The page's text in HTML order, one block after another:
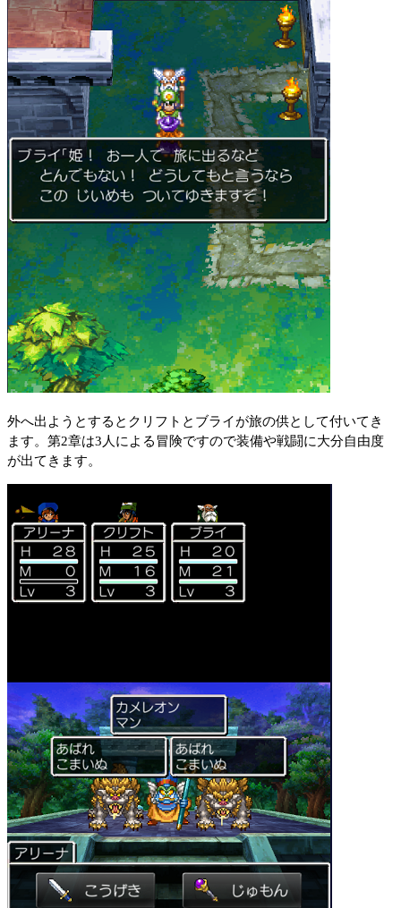
外へ出ようとするとクリフトとブライが旅の供として付いてき
ます。第2章は3人による冒険ですので装備や戦闘に大分自由度
が出てきます。